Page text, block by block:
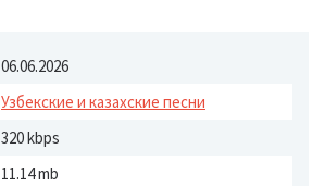
06.06.2026
Узбекские и казахские песни
320 kbps
11.14 mb